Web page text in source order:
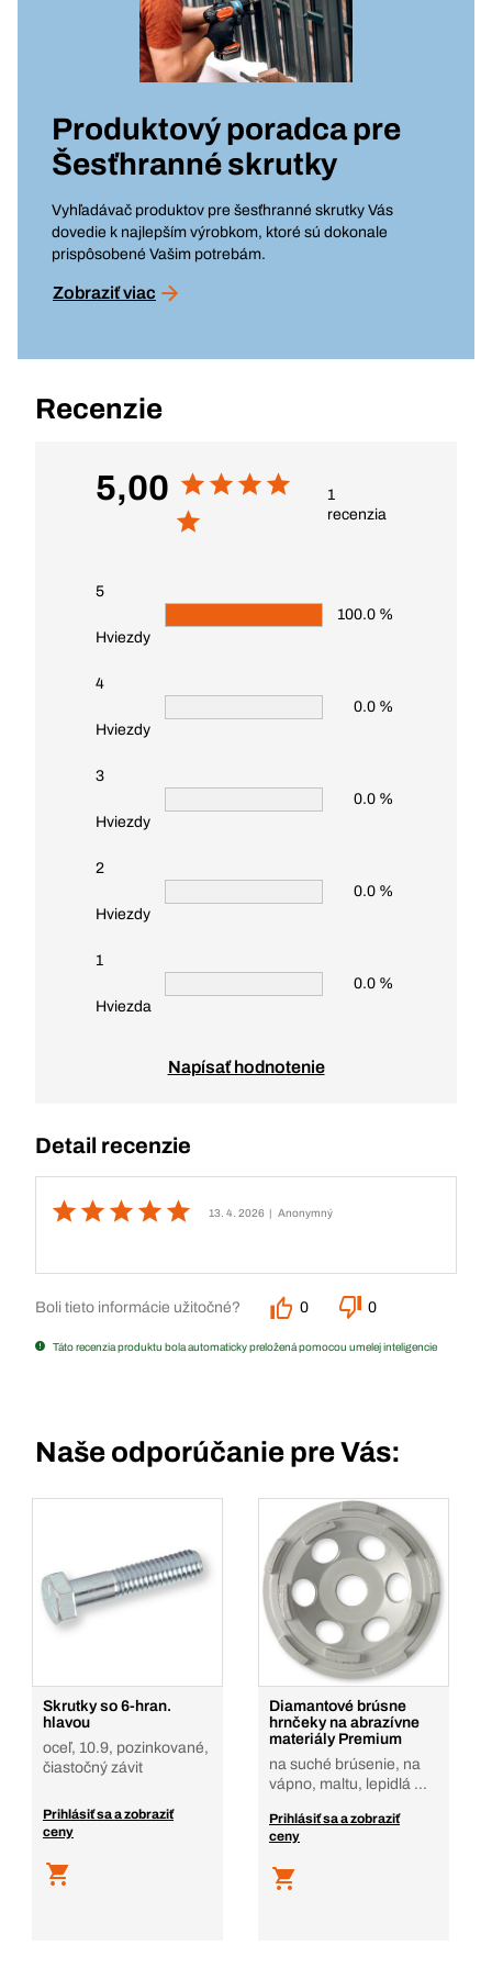
Produktový poradca pre
Šesťhranné skrutky
Vyhľadávač produktov pre šesťhranné skrutky Vás
dovedie k najlepším výrobkom, ktoré sú dokonale
prispôsobené Vašim potrebám.
Zobraziť viac
Recenzie
5,00
1
recenzia
5
Hviezdy
100.0 %
4
Hviezdy
0.0 %
3
Hviezdy
0.0 %
2
Hviezdy
0.0 %
1
Hviezda
0.0 %
Napísať hodnotenie
Detail recenzie
13. 4. 2026 | Anonymný
Boli tieto informácie užitočné? 0 0
Táto recenzia produktu bola automaticky preložená pomocou umelej inteligencie
Naše odporúčanie pre Vás:
Skrutky so 6-hran.
hlavou
oceľ, 10.9, pozinkované,
čiastočný závit
Prihlásiť sa a zobraziť
ceny
Diamantové brúsne
hrnčeky na abrazívne
materiály Premium
na suché brúsenie, na
vápno, maltu, lepidlá ...
Prihlásiť sa a zobraziť
ceny